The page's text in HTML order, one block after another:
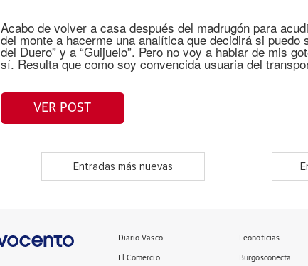
Acabo de volver a casa después del madrugón para
del monte a hacerme una analítica que decidirá si puedo
del Duero” y a “Guijuelo”. Pero no voy a hablar de mis
sí. Resulta que como soy convencida usuaria del
VER POST
Entradas más nuevas
Diario Vasco
El Comercio
Leonoticias
Burgosconecta